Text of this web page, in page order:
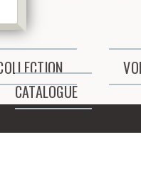
aux
ravagés :
! Allez,
CATALOGUE